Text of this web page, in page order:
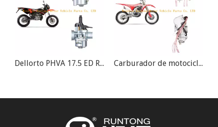
Dellorto PHVA 17.5 ED R1407 A55 Carburador Moto Scooter Carburador de motocicleta Yamaha CRF450R YFZ450 YZ400F WR450F FCR MX